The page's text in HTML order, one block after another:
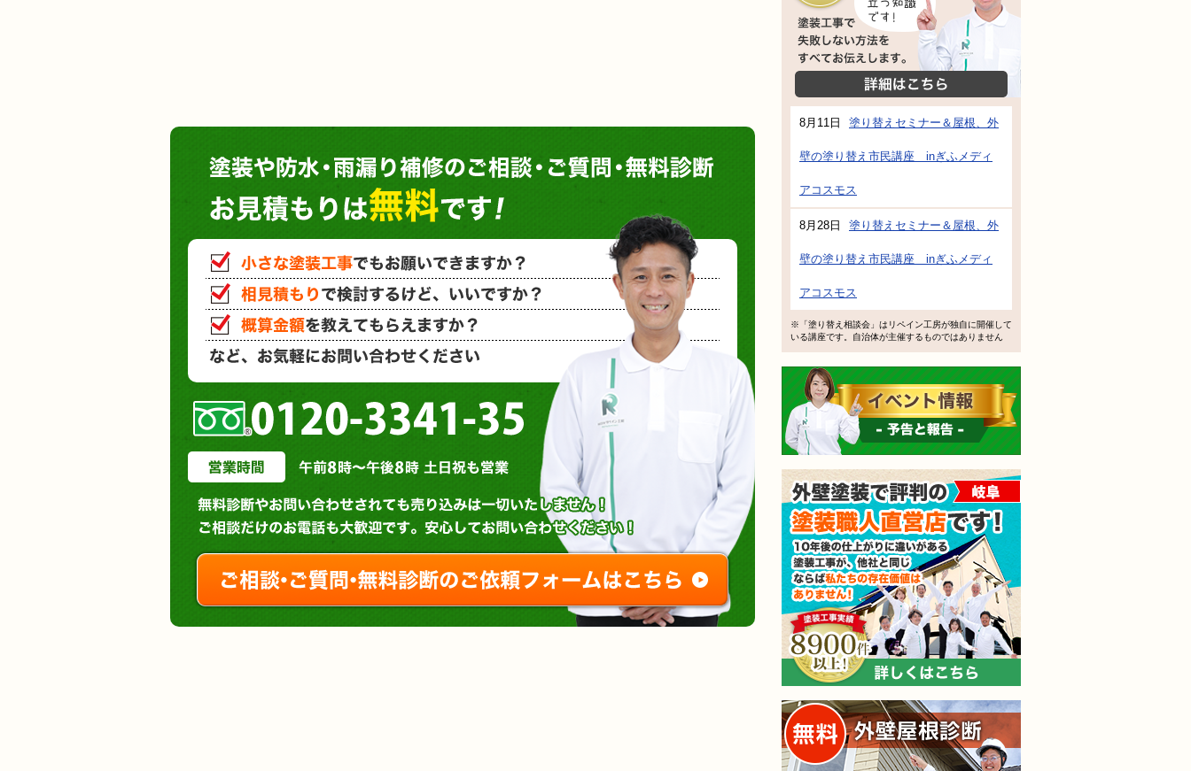
塗装工事で失敗しない方法をすべてお伝え
8月11日 塗り替えセミナー＆屋根、外
壁の塗り替え市民講座 inぎふメディ
アコスモス
8月28日 塗り替えセミナー＆屋根、外
壁の塗り替え市民講座 inぎふメディ
アコスモス
※「塗り替え相談会」はリペイン工房が独自に開催して
いる講座です。自治体が主催するものではありません
塗装や防水・雨漏り補修のご相談・ご質問・無
小さな塗装工事でもお願いできますか？
相見積もりで検討するけど、いいですか？
概算金額を教えてもらえますか？
など、お気軽にお問い合わせください。
0120-3341-35
営業時間 : 午前8時～午後8時 土日祝も営業
無料診断やお問い合わせされても売り込みは一切いたしません！ ご相談だけのお電話
ご相談・ご質問・無料診断のご依頼フォームはこちら